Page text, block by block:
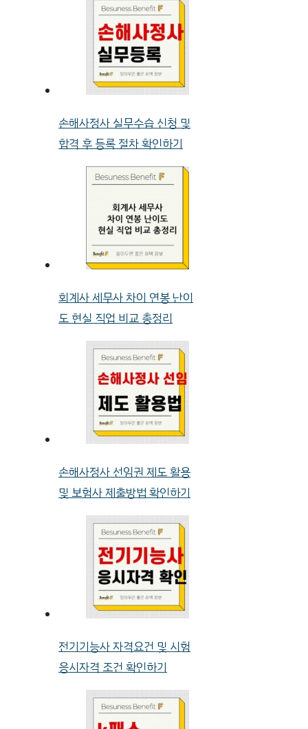
손해사정사 실무수습 신청 및
합격 후 등록 절차 확인하기
회계사 세무사 차이 연봉 난이
도 현실 직업 비교 총정리
손해사정사 선임권 제도 활용
및 보험사 제출방법 확인하기
전기기능사 자격요건 및 시험
응시자격 조건 확인하기